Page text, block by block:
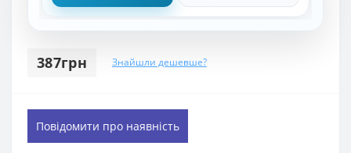
387грн Знайшли дешевше?
Повідомити про наявність